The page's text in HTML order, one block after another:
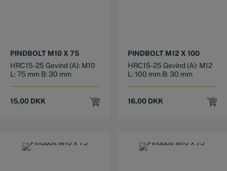
PINDBOLT M10 X 75
HRC15-25 Gevind (A): M10
L: 75 mm B: 30 mm
15,00 DKK
PINDBOLT M12 X 100
HRC15-25 Gevind (A): M12
L: 100 mm B: 30 mm
16,00 DKK